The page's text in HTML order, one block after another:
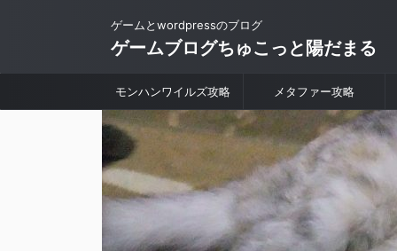
ゲームとwordpressのブログ
ゲームブログちゅこっと陽だまる
モンハンワイルズ攻略 メタファー攻略